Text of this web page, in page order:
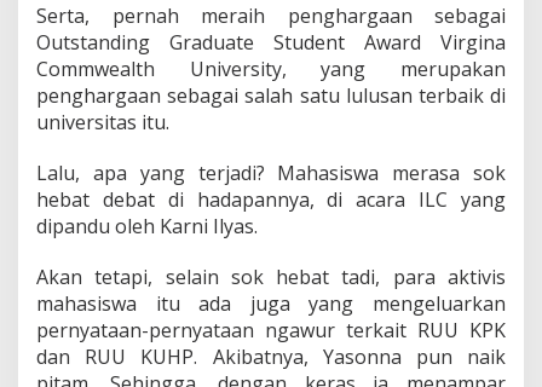
m
p
a
r
"
t
i
v
i
M
a
h
a
s
Serta, pernah meraih penghargaan sebagai
Outstanding Graduate Student Award Virgina
Commwealth University, yang merupakan
penghargaan sebagai salah satu lulusan terbaik di
universitas itu.
Lalu, apa yang terjadi? Mahasiswa merasa sok
hebat debat di hadapannya, di acara ILC yang
dipandu oleh Karni Ilyas.
Akan tetapi, selain sok hebat tadi, para aktivis
mahasiswa itu ada juga yang mengeluarkan
pernyataan-pernyataan ngawur terkait RUU KPK
dan RUU KUHP. Akibatnya, Yasonna pun naik